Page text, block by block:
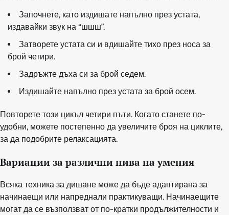
Започнете, като издишате напълно през устата,
издавайки звук на “шшш”.
Затворете устата си и вдишайте тихо през носа за
брой четири.
Задръжте дъха си за брой седем.
Издишайте напълно през устата за брой осем.
Повторете този цикъл четири пъти. Когато станете по-
удобни, можете постепенно да увеличите броя на циклите,
за да подобрите релаксацията.
Вариации за различни нива на умения
Всяка техника за дишане може да бъде адаптирана за
начинаещи или напреднали практикуващи. Начинаещите
могат да се възползват от по-кратки продължителности и